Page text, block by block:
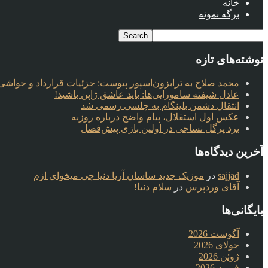
خانه
برگه نمونه
نوشته‌های تازه
محمد صلاح به ترابزون‌اسپور پیوست: جزئیات قرارداد و حواشی
عادل شیفته سامورایی‌ها: باید عاشق ژاپن باشید!
انتقال دشمن بلینگام به چلسی رسمی شد
عکس اول استقلال، پیام واضح درباره روزبه
برد پرگل نساجی در اولین بازی پیش‌فصل
آخرین دیدگاه‌ها
sajjad در موزیک جدید ساسان آریا دنیا چی میخوای ازم
آقای وردپرس در سلام دنیا!
بایگانی‌ها
آگوست 2026
جولای 2026
ژوئن 2026